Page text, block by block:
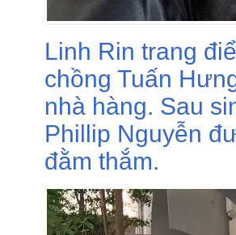
Linh Rin trang
chồng Tuấn
nhà hàng. Sau
Phillip Nguyễn
đằm thắm.